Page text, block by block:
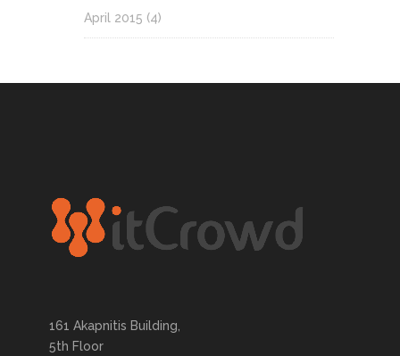
April 2015 (4)
161 Akapnitis Building,
5th Floor